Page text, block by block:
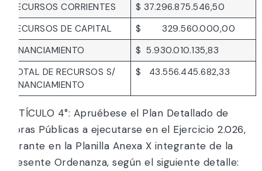
RECURSOS CORRIENTES
$ 37.296.875.546,50
RECURSOS DE CAPITAL
$ 329.560.000,00
FINANCIAMIENTO
$ 5.930.010.135,83
TOTAL DE RECURSOS S/
FINANCIAMIENTO
$ 43.556.445.682,33
ARTÍCULO 4°: Apruébese el Plan Detallado de
Obras Públicas a ejecutarse en el Ejercicio 2.026,
obrante en la Planilla Anexa X integrante de la
presente Ordenanza, según el siguiente detalle: